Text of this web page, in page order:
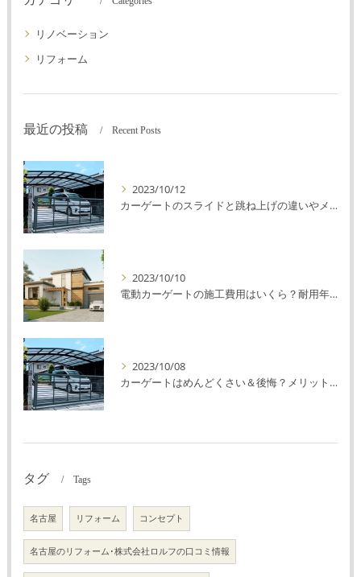
リノベーション
リフォーム
最近の投稿 Recent Posts
2023/10/12
カーゲートのスライドと跳ね上げの違いやメリットデメリットを解説！
2023/10/10
電動カーゲートの施工費用はいくら？耐用年数や注意点を解説！
2023/10/08
カーゲートはめんどくさい＆後悔？メリット・デメリットを解説！
タグ Tags
名古屋 リフォーム コンセプト
名古屋のリフォーム･株式会社ロルフの口コミ情報